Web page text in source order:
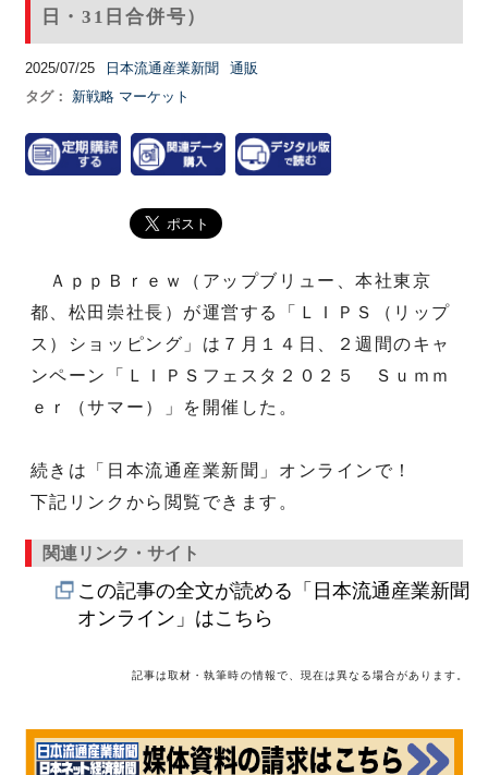
日・31日合併号）
2025/07/25 日本流通産業新聞
通販
タグ：
新戦略 マーケット
ＡｐｐＢｒｅｗ（アップブリュー、本社東京
都、松田崇社長）が運営する「ＬＩＰＳ（リップ
ス）ショッピング」は７月１４日、２週間のキャ
ンペーン「ＬＩＰＳフェスタ２０２５ Ｓｕｍｍ
ｅｒ（サマー）」を開催した。
続きは「日本流通産業新聞」オンラインで！
下記リンクから閲覧できます。
関連リンク・サイト
この記事の全文が読める「日本流通産業新聞
オンライン」はこちら
記事は取材・執筆時の情報で、現在は異なる場合があります。